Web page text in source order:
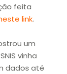
feita
link.
um
vinha
dados até